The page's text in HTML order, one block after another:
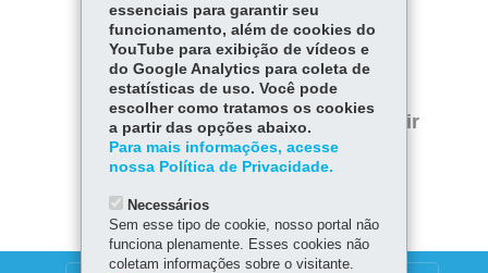
COMPARTILHE:
Fa
ce
bo
ok
Tw
itt
er
W
ha
ts
Ap
p
Voltar Início
Imprimir
Baixar
essenciais para garantir seu
funcionamento, além de cookies do
YouTube para exibição de vídeos e
do Google Analytics para coleta de
estatísticas de uso. Você pode
escolher como tratamos os cookies
a partir das opções abaixo.
Para mais informações, acesse
nossa Política de Privacidade.
Necessários
Sem esse tipo de cookie, nosso portal não
funciona plenamente. Esses cookies não
coletam informações sobre o visitante.